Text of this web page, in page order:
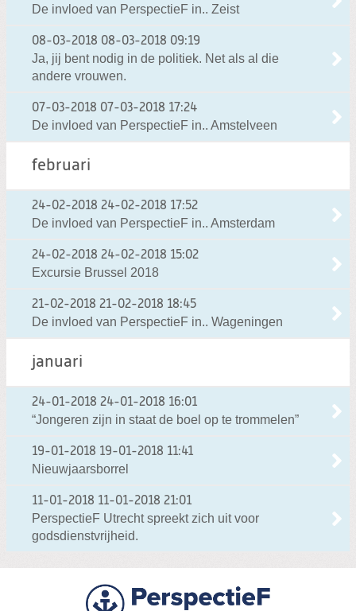
De invloed van PerspectieF in.. Zeist
08-03-2018 08-03-2018 09:19
Ja, jij bent nodig in de politiek. Net als al die
andere vrouwen.
07-03-2018 07-03-2018 17:24
De invloed van PerspectieF in.. Amstelveen
februari
24-02-2018 24-02-2018 17:52
De invloed van PerspectieF in.. Amsterdam
24-02-2018 24-02-2018 15:02
Excursie Brussel 2018
21-02-2018 21-02-2018 18:45
De invloed van PerspectieF in.. Wageningen
januari
24-01-2018 24-01-2018 16:01
“Jongeren zijn in staat de boel op te trommelen”
19-01-2018 19-01-2018 11:41
Nieuwjaarsborrel
11-01-2018 11-01-2018 21:01
PerspectieF Utrecht spreekt zich uit voor
godsdienstvrijheid.